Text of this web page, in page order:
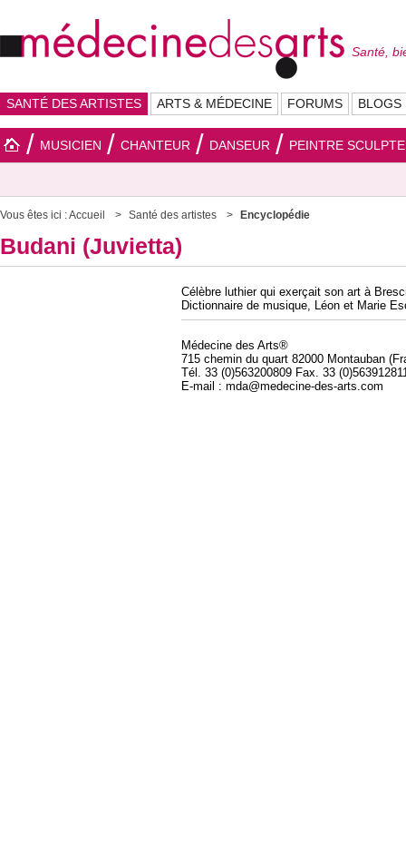
Santé,
SANTÉ DES ARTISTES ARTS & MÉDECINE FORUMS BLOGS
MUSICIEN CHANTEUR DANSEUR PEINTRE
Vous êtes ici :Accueil Santé des artistes Encyclopédie
Budani (Juvietta)
Célèbre luthier qui exerçait son art à
Dictionnaire de musique, Léon et Marie
Médecine des Arts®
715 chemin du quart 82000 Montauban
Tél. 33 (0)563200809 Fax. 33
E-mail : mda@medecine-des-arts.com